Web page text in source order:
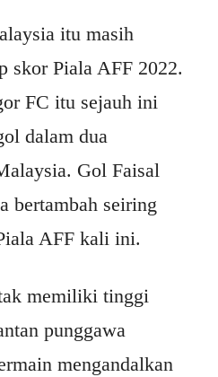
itu masih
skor Piala AFF 2022.
FC itu sejauh ini
dalam dua
Gol Faisal
bertambah seiring
AFF kali ini.
memiliki tinggi
punggawa
mengandalkan